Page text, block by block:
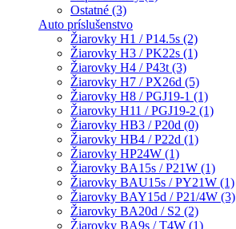
Ostatné (3)
Auto príslušenstvo
Žiarovky H1 / P14.5s (2)
Žiarovky H3 / PK22s (1)
Žiarovky H4 / P43t (3)
Žiarovky H7 / PX26d (5)
Žiarovky H8 / PGJ19-1 (1)
Žiarovky H11 / PGJ19-2 (1)
Žiarovky HB3 / P20d (0)
Žiarovky HB4 / P22d (1)
Žiarovky HP24W (1)
Žiarovky BA15s / P21W (1)
Žiarovky BAU15s / PY21W (1)
Žiarovky BAY15d / P21/4W (3)
Žiarovky BA20d / S2 (2)
Žiarovky BA9s / T4W (1)